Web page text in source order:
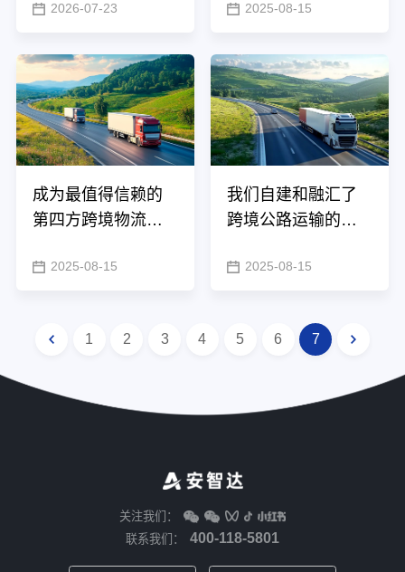
优势2026-07-23 2025-08-15
成为最值得信赖的
第四方跨境物流解
2025-08-15
我们自建和融汇了
跨境公路运输的每
2025-08-15
1 2 3 4 5 6 7
关注我们：
联系我们：
400-118-5801